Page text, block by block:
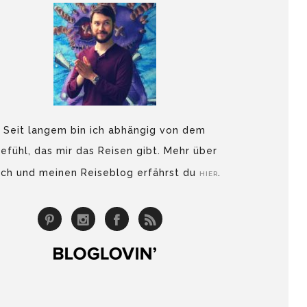
Seit langem bin ich abhängig von dem
das mir das Reisen gibt. Mehr über
und meinen Reiseblog erfährst du
HIER.